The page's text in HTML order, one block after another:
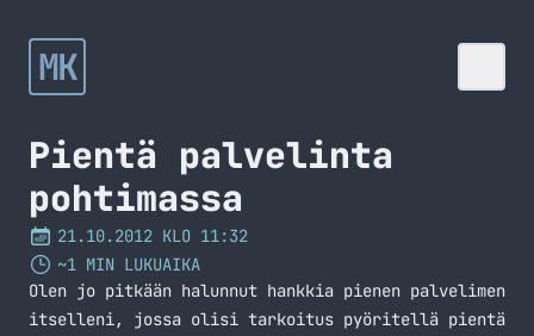
MK
Pientä palvelinta
pohtimassa
21.10.2012 KLO 11:32
~1 MIN LUKUAIKA
Olen jo pitkään halunnut hankkia pienen palvelimen
itselleni, jossa olisi tarkoitus pyöritellä pientä